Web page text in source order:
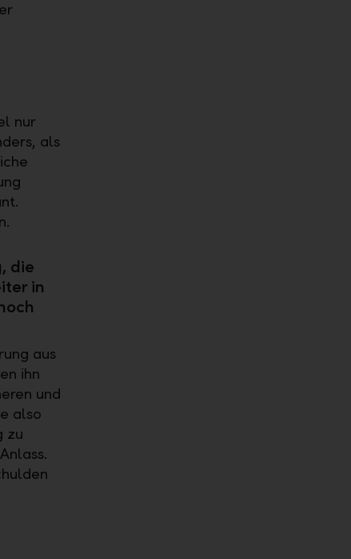
nur
als
die
in
aus
ihn
und
also
zu